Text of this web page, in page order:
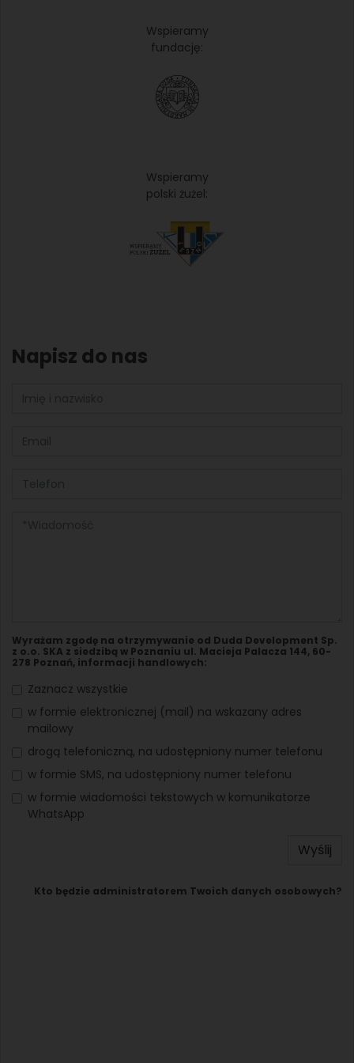
Wspieramy
fundację:
Wspieramy
polski żużel:
Napisz do nas
Wyrażam zgodę na otrzymywanie od Duda Development Sp.
z o.o. SKA z siedzibą w Poznaniu ul. Macieja Palacza 144, 60-
278 Poznań, informacji handlowych:
Zaznacz wszystkie
w formie elektronicznej (mail) na wskazany adres
mailowy
drogą telefoniczną, na udostępniony numer telefonu
w formie SMS, na udostępniony numer telefonu
w formie wiadomości tekstowych w komunikatorze
WhatsApp
Wyślij
Kto będzie administratorem Twoich danych osobowych?